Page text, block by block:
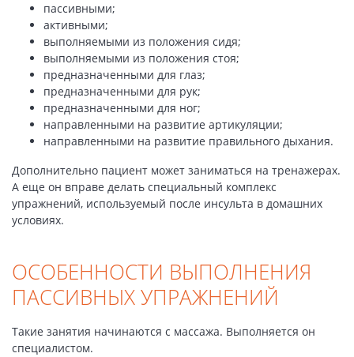
пассивными;
активными;
выполняемыми из положения сидя;
выполняемыми из положения стоя;
предназначенными для глаз;
предназначенными для рук;
предназначенными для ног;
направленными на развитие артикуляции;
направленными на развитие правильного дыхания.
Дополнительно пациент может заниматься на тренажерах.
А еще он вправе делать специальный комплекс
упражнений, используемый после инсульта в домашних
условиях.
ОСОБЕННОСТИ ВЫПОЛНЕНИЯ
ПАССИВНЫХ УПРАЖНЕНИЙ
Такие занятия начинаются с массажа. Выполняется он
специалистом.